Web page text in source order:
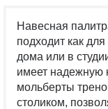
Навесная
подходит как
дома или в
имеет надежную
мольберты
столиком,